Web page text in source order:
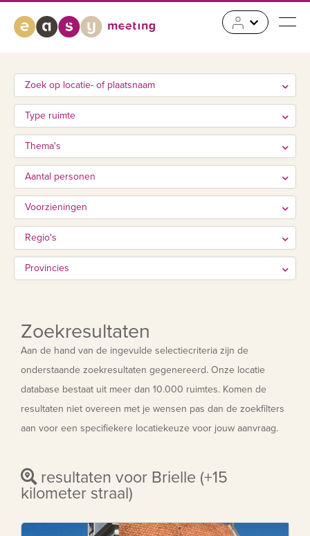
Zoek op locatie- of plaatsnaam
Type ruimte
Thema's
Aantal personen
Voorzieningen
Regio's
Provincies
Zoekresultaten
Aan de hand van de ingevulde selectiecriteria zijn de
onderstaande zoekresultaten gegenereerd. Onze locatie
database bestaat uit meer dan 10.000 ruimtes. Komen de
resultaten niet overeen met je wensen pas dan de zoekfilters
aan voor een specifiekere locatiekeuze voor jouw aanvraag.
resultaten voor Brielle (+15
kilometer straal)